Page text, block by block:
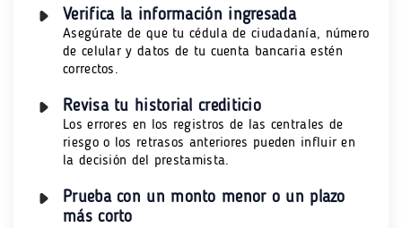
Verifica la información ingresada
Asegúrate de que tu cédula de ciudadanía, número
de celular y datos de tu cuenta bancaria estén
correctos.
Revisa tu historial crediticio
Los errores en los registros de las centrales de
riesgo o los retrasos anteriores pueden influir en
la decisión del prestamista.
Prueba con un monto menor o un plazo
más corto